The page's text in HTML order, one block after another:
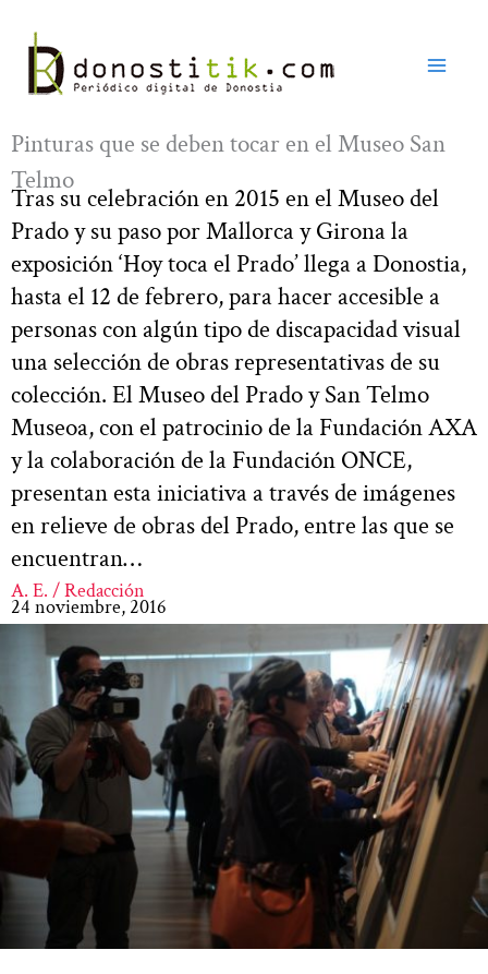
contenido
Pinturas que se deben tocar en el Museo San
Telmo
Tras su celebración en 2015 en el Museo del
Prado y su paso por Mallorca y Girona la
exposición ‘Hoy toca el Prado’ llega a Donostia,
hasta el 12 de febrero, para hacer accesible a
personas con algún tipo de discapacidad visual
una selección de obras representativas de su
colección. El Museo del Prado y San Telmo
Museoa, con el patrocinio de la Fundación AXA
y la colaboración de la Fundación ONCE,
presentan esta iniciativa a través de imágenes
en relieve de obras del Prado, entre las que se
encuentran…
A. E. / Redacción
24 noviembre, 2016